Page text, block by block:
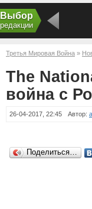
Выбор
редакции
Третья Мировая Война »
из-за Украины
The
война с
26-04-2017, 22:45 Автор:
Поделиться…